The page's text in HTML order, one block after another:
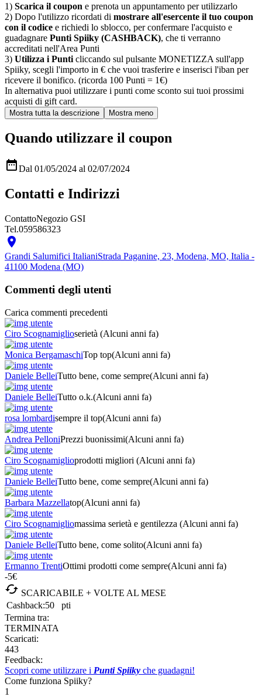
1) Scarica il coupon e prenota un appuntamento per utilizzarlo
2) Dopo l'utilizzo ricordati di mostrare all'esercente il tuo coupon
con il codice e richiedi lo sblocco, per confermare l'acquisto e
guadagnare Punti Spiiky (CASHBACK), che ti verranno
accreditati nell'Area Punti
3) Utilizza i Punti cliccando sul pulsante MONETIZZA sull'app
Spiiky, scegli l'importo in € che vuoi trasferire e inserisci l'iban per
ricevere il bonifico. (ricorda 100 Punti = 1€)
In alternativa puoi utilizzare i punti come sconto sui tuoi prossimi
acquisti di gift card.
Quando utilizzare il coupon
Dal 01/05/2024 al 02/07/2024
Contatti e Indirizzi
ContattoNegozio GSI
Tel.059586323

Grandi Salumifici ItalianiStrada Paganine, 23, Modena, MO, Italia -
41100 Modena (MO)
Commenti degli utenti
Carica commenti precedenti
Ciro Scognamiglioserietà (Alcuni anni fa)
Monica BergamaschiTop top(Alcuni anni fa)
Daniele BelleiTutto bene, come sempre(Alcuni anni fa)
Daniele BelleiTutto o.k.(Alcuni anni fa)
rosa lombardisempre il top(Alcuni anni fa)
Andrea PelloniPrezzi buonissimi(Alcuni anni fa)
Ciro Scognamiglioprodotti migliori (Alcuni anni fa)
Daniele BelleiTutto bene, come sempre(Alcuni anni fa)
Barbara Mazzellatop(Alcuni anni fa)
Ciro Scognamigliomassima serietà e gentilezza (Alcuni anni fa)
Daniele BelleiTutto bene, come solito(Alcuni anni fa)
Ermanno TrentiOttimi prodotti come sempre(Alcuni anni fa)
-5€
 SCARICABILE + VOLTE AL MESE
Cashback:50
pti
Termina tra:
TERMINATA
Scaricati:
443
Feedback:
Scopri come utilizzare i Punti Spiiky che guadagni!
Come funziona Spiiky?
1